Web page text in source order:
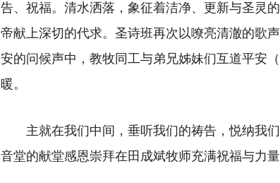
告、祝福。清水洒落，象征着洁净、更新与圣灵
帝献上深切的代求。圣诗班再次以嘹亮清澈的歌
安的问候声中，教牧同工与弟兄姊妹们互道平安
暖。
主就在我们中间，垂听我们的祷告，悦纳我
音堂的献堂感恩崇拜在田成斌牧师充满祝福与力